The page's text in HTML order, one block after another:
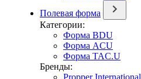
Полевая форма
Категории:
Форма BDU
Форма ACU
Форма TAC.U
Бренды:
Propper International